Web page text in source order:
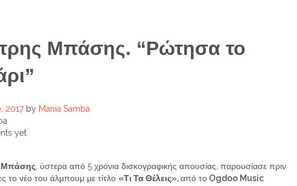
Μπάσης. “Ρώτησα το
2017by Mania Samba
yet
Μπάσης , ύστερα από 5 χρόνια δισκογραφικής απουσίας, παρουσίασε πριν
το νέο του άλμπουμ με τίτλο «Τι Τα Θέλεις»,από το Ogdoo Music